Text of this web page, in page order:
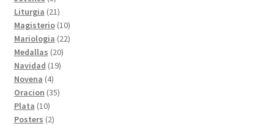
productos
Liturgia 2121
productos
Magisterio 1010
productos
Mariologia 2222
Medallas 2020
productos
Navidad 1919
Novena 44
productos
Oracion 3535
Plata 1010
productos
Posters 22